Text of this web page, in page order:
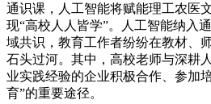
通识课，人工智能将赋能理工农医
现“高校人人皆学”。人工智能纳入
域共识，教育工作者纷纷在教材、
石头过河。其中，高校老师与深耕
业实践经验的企业积极合作、参加
育”的重要途径。